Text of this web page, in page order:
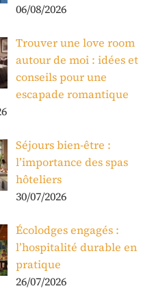
06/08/2026
Trouver une love room
autour de moi : idées et
conseils pour une
escapade romantique
Séjours bien-être :
l’importance des spas
hôteliers
30/07/2026
Écolodges engagés :
l’hospitalité durable en
pratique
26/07/2026